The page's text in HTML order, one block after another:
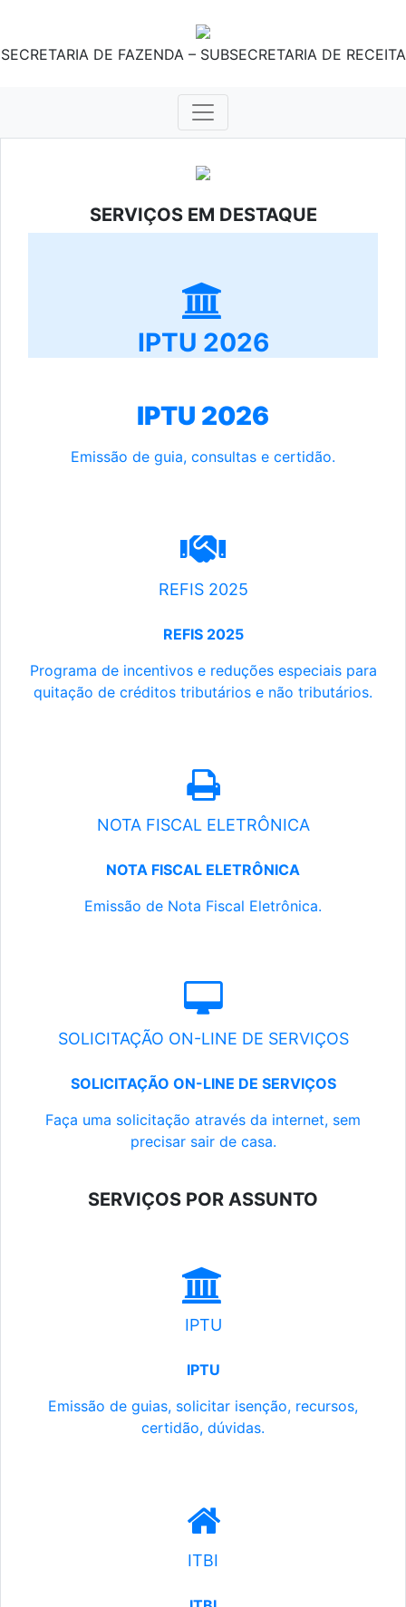
SECRETARIA DE FAZENDA – SUBSECRETARIA DE RECEITA
SERVIÇOS EM DESTAQUE
IPTU 2026
IPTU 2026
Emissão de guia, consultas e certidão.
REFIS 2025
REFIS 2025
Programa de incentivos e reduções especiais para
quitação de créditos tributários e não tributários.
NOTA FISCAL ELETRÔNICA
NOTA FISCAL ELETRÔNICA
Emissão de Nota Fiscal Eletrônica.
SOLICITAÇÃO ON-LINE DE SERVIÇOS
SOLICITAÇÃO ON-LINE DE SERVIÇOS
Faça uma solicitação através da internet, sem
precisar sair de casa.
SERVIÇOS POR ASSUNTO
IPTU
IPTU
Emissão de guias, solicitar isenção, recursos,
certidão, dúvidas.
ITBI